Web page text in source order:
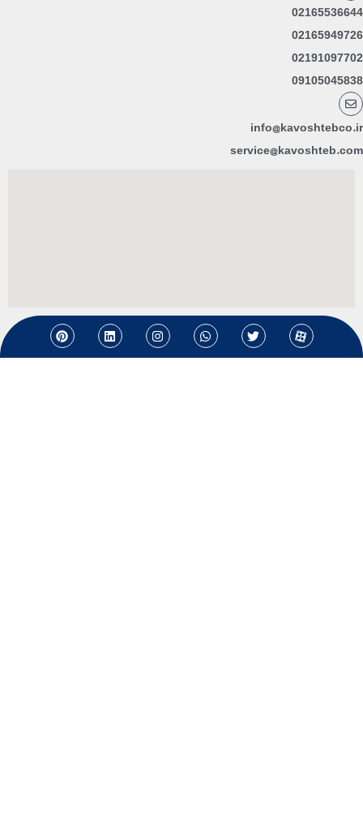
02165536644
02165949726
02191097702
09105045838
info@kavoshtebco.ir
service@kavoshteb.com